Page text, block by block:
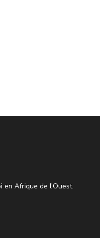
en Afrique de l'Ouest.